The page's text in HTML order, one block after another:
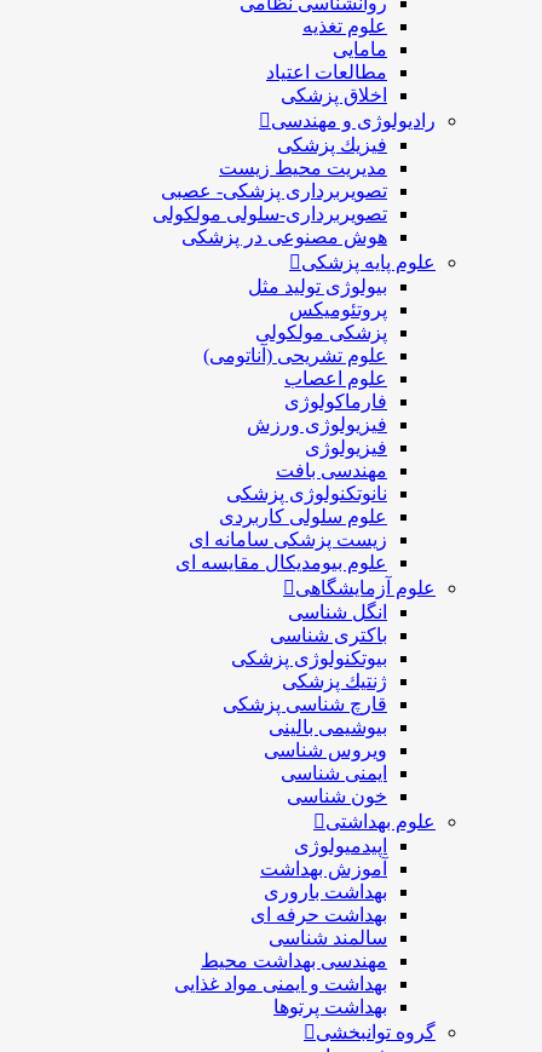
علوم تغذیه
مامایی
مطالعات اعتیاد
اخلاق پزشکی
رادیولوژی و مهندسی
فيزيك پزشکی
مدیریت محیط زیست
تصویربرداری پزشکی- عصبی
تصویربرداری-سلولی مولکولی
هوش مصنوعی در پزشکی
علوم پایه پزشکی
بیولوژی تولید مثل
پروتئومیکس
پزشکی مولکولی
علوم تشریحی (آناتومی)
علوم اعصاب
فارماکولوژی
فیزیولوژی ورزش
فیزیولوژی
مهندسی بافت
نانوتکنولوژی پزشکی
علوم سلولی کاربردی
زیست پزشکی سامانه ای
علوم بیومدیکال مقایسه ای
علوم آزمایشگاهی
انگل شناسی
باکتری شناسی
بیوتکنولوژی پزشکی
ژنتيك پزشکی
قارچ شناسی پزشكی
بیوشیمی بالینی
ویروس شناسی
ایمنی شناسی
خون شناسی
علوم بهداشتی
اپیدمیولوژی
آموزش بهداشت
بهداشت باروری
بهداشت حرفه ای
سالمند شناسی
مهندسی بهداشت محيط
بهداشت و ایمنی مواد غذایی
بهداشت پرتوها
گروه توانبخشی